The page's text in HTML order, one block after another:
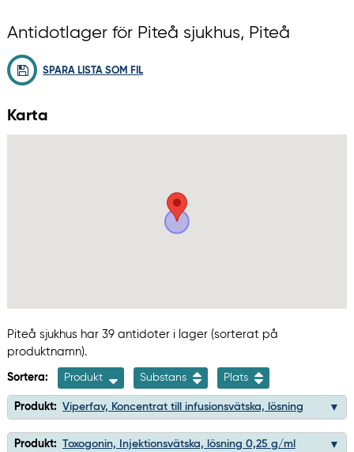
Antidotlager för Piteå sjukhus, Piteå
SPARA LISTA SOM FIL
Karta
Piteå sjukhus har 39 antidoter i lager (sorterat på
produktnamn).
Sortera: Produkt Substans Plats
Produkt: Viperfav, Koncentrat till infusionsvätska, lösning
Produkt: Toxogonin, Injektionsvätska, lösning 0,25 g/ml